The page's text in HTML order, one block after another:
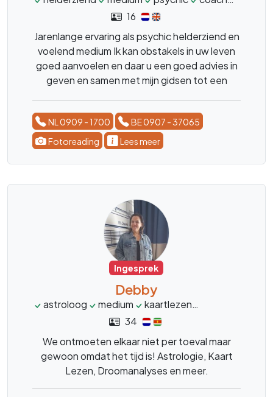
16
Jarenlange ervaring als psychic helderziend en
voelend medium Ik kan obstakels in uw leven
goed aanvoelen en daar u een goed advies in
geven en samen met mijn gidsen tot een
NL 0909 - 1700
BE 0907 - 37065
Fotoreading
Lees meer
Ingesprek
Debby
astroloog medium kaartlezen
34
We ontmoeten elkaar niet per toeval maar
gewoon omdat het tijd is! Astrologie, Kaart
Lezen, Droomanalyses en meer.